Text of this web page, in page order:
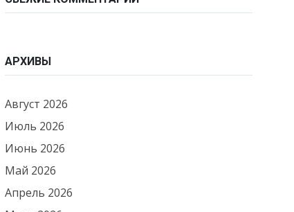
АРХИВЫ
Август 2026
Июль 2026
Июнь 2026
Май 2026
Апрель 2026